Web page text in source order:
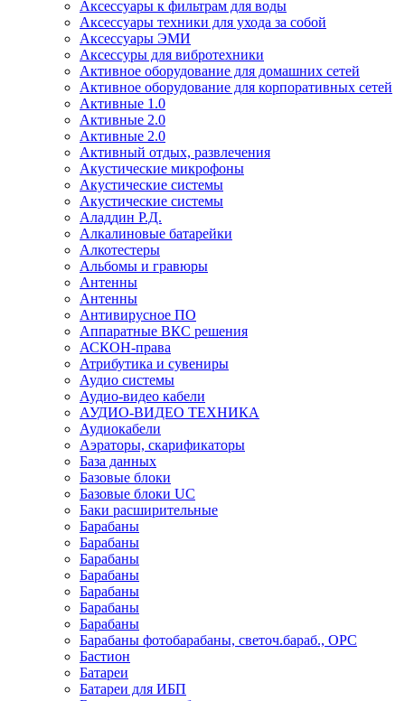
Аксессуары к фильтрам для воды
Аксессуары техники для ухода за собой
Аксессуары ЭМИ
Аксессуры для вибротехники
Активное оборудование для домашних сетей
Активное оборудование для корпоративных сетей
Активные 1.0
Активные 2.0
Активные 2.0
Активный отдых, развлечения
Акустические микрофоны
Акустические системы
Акустические системы
Аладдин Р.Д.
Алкалиновые батарейки
Алкотестеры
Альбомы и гравюры
Антенны
Антенны
Антивирусное ПО
Аппаратные ВКС решения
АСКОН-права
Атрибутика и сувениры
Аудио системы
Аудио-видео кабели
АУДИО-ВИДЕО ТЕХНИКА
Аудиокабели
Аэраторы, скарификаторы
База данных
Базовые блоки
Базовые блоки UC
Баки расширительные
Барабаны
Барабаны
Барабаны
Барабаны
Барабаны
Барабаны
Барабаны
Барабаны фотобарабаны, светоч.бараб., OPC
Бастион
Батареи
Батареи для ИБП